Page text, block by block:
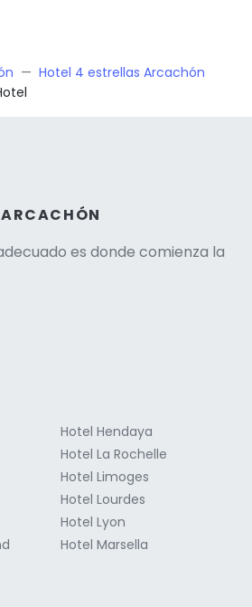
Hotel 4 estrellas Arcachón
es donde comienza la
Hotel Hendaya
Hotel La Rochelle
Hotel Limoges
Hotel Lourdes
Hotel Lyon
Hotel Marsella